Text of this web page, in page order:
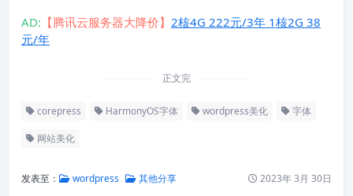
AD: 【腾讯云服务器大降价】 2核4G 222元/3年 1核2G 38
元/年
正文完
corepress HarmonyOS字体 wordpress美化 字体
网站美化
发表至： wordpress 其他分享 2023年 3月 30日